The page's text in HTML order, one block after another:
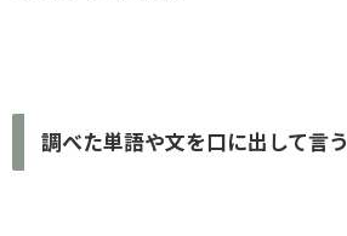
調べた単語や文を口に出して言う